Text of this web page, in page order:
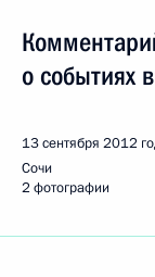
о событиях
13 сентября 2012
Сочи
2 фотографии